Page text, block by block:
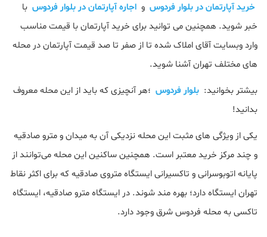
خرید آپارتمان در بلوار فردوس و اجاره آپارتمان در بلوار فردوس با
خبر شوید. همچنین می توانید برای خرید آپارتمان با قیمت مناسب
وارد وبسایت آقای املاک شده تا از صفر تا صد قیمت آپارتمان در محله
های مختلف تهران آشنا شوید.
بیشتر بخوانید: بلوار فردوس ؛هر آنچیزی که باید از این محله معروف
بدانید!
یکی از ویژگی های مثبت این محله نزدیکی آن به میدان و مترو صادقیه
و چند مرکز خرید معتبر است. همچنین ساکنین این محله می‌توانند از
پایانه اتوبوسرانی و تاکسیرانی ایستگاه متروی صادقیه که برای اکثر نقاط
تهران ایستگاه دارد؛ بهره مند شوند. در ایستگاه مترو صادقیه، ایستگاه
تاکسی به محله فردوس شرق وجود دارد.